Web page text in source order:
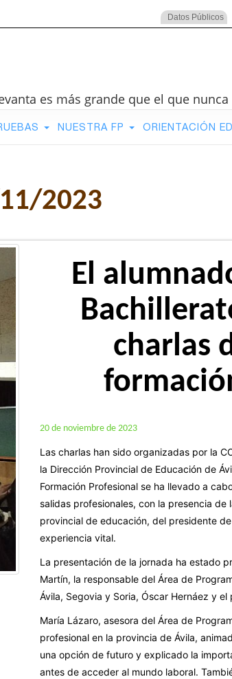
Datos Públicos
es más grande que el que
NUESTRA FP ORIENTACIÓN
2023
El
charlas
20 de noviembre de 2023
Las charlas han sido organizadas por la
la Dirección Provincial de Educación de
Formación Profesional se ha llevado a
salidas profesionales, con la presencia
provincial de educación, del presidente
experiencia vital.
La presentación de la jornada ha estado
Martín, la responsable del Área de
Ávila, Segovia y Soria, Óscar Hernáez y
María Lázaro, asesora del Área de
profesional en la provincia de Ávila,
una opción de futuro y explicado la
antes de acceder al mundo laboral.